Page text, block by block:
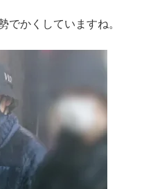
でかくしていますね。